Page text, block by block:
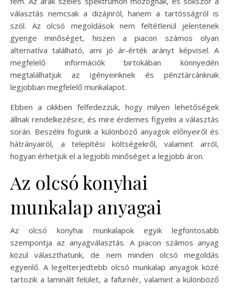
választás nemcsak a dizájnról, hanem a tartósságról is
szól. Az olcsó megoldások nem feltétlenül jelentenek
gyenge minőséget, hiszen a piacon számos olyan
alternatíva található, ami jó ár-érték arányt képvisel. A
megfelelő információk birtokában könnyedén
megtalálhatjuk az igényeinknek és pénztárcánknak
legjobban megfelelő munkalapot.
Ebben a cikkben felfedezzük, hogy milyen lehetőségek
állnak rendelkezésre, és mire érdemes figyelni a választás
során. Beszélni fogunk a különböző anyagok előnyeiről és
hátrányairól, a telepítési költségekről, valamint arról,
hogyan érhetjük el a legjobb minőséget a legjobb áron.
Az olcsó konyhai
munkalap anyagai
Az olcsó konyhai munkalapok egyik legfontosabb
szempontja az anyagválasztás. A piacon számos anyag
közül választhatunk, de nem minden olcsó megoldás
egyenlő. A legelterjedtebb olcsó munkalap anyagok közé
tartozik a laminált felület, a fafurnér, valamint a különböző